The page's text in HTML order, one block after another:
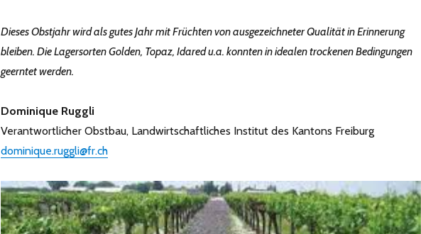
Dieses Obstjahr wird als gutes Jahr mit Früchten von ausgezeichneter Qualität in Erinnerung
bleiben. Die Lagersorten Golden, Topaz, Idared u.a. konnten in idealen trockenen Bedingungen
geerntet werden.
Dominique Ruggli
Verantwortlicher Obstbau, Landwirtschaftliches Institut des Kantons Freiburg
dominique.ruggli@fr.ch